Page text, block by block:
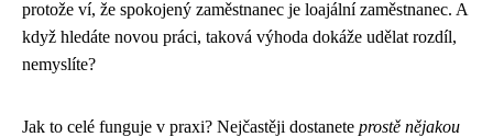
protože ví, že spokojený zaměstnanec je loajální zaměstnanec. A
když hledáte novou práci, taková výhoda dokáže udělat rozdíl,
nemyslíte?
Jak to celé funguje v praxi? Nejčastěji dostanete prostě nějakou